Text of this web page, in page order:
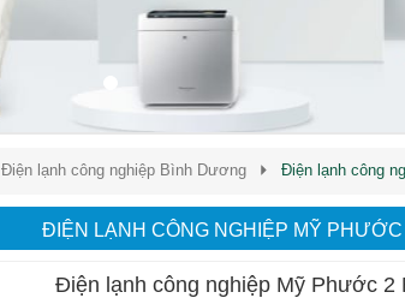
Điện lạnh công nghiệp Bình Dương Điện lạnh công
ĐIỆN LẠNH CÔNG NGHIỆP MỸ
Điện lạnh công nghiệp Mỹ Phước 2